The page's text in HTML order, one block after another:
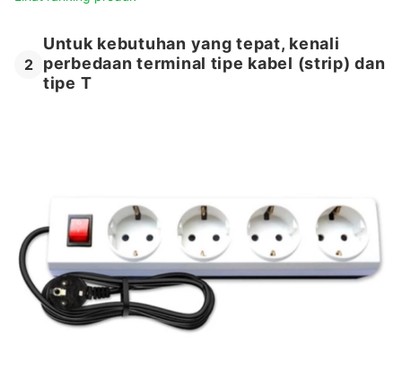
2
Untuk kebutuhan yang tepat, kenali
perbedaan terminal tipe kabel (strip) dan
tipe T